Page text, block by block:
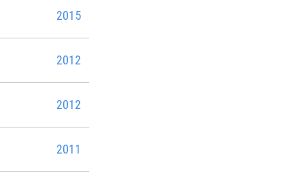
2015
2012
2012
2011